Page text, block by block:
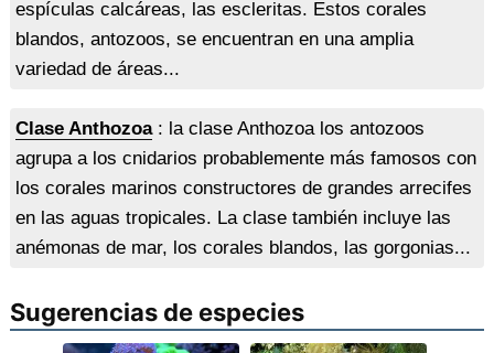
espículas calcáreas, las escleritas. Estos corales
blandos, antozoos, se encuentran en una amplia
variedad de áreas...
Clase Anthozoa: la clase Anthozoa los antozoos
agrupa a los cnidarios probablemente más famosos con
los corales marinos constructores de grandes arrecifes
en las aguas tropicales. La clase también incluye las
anémonas de mar, los corales blandos, las gorgonias...
Sugerencias de especies